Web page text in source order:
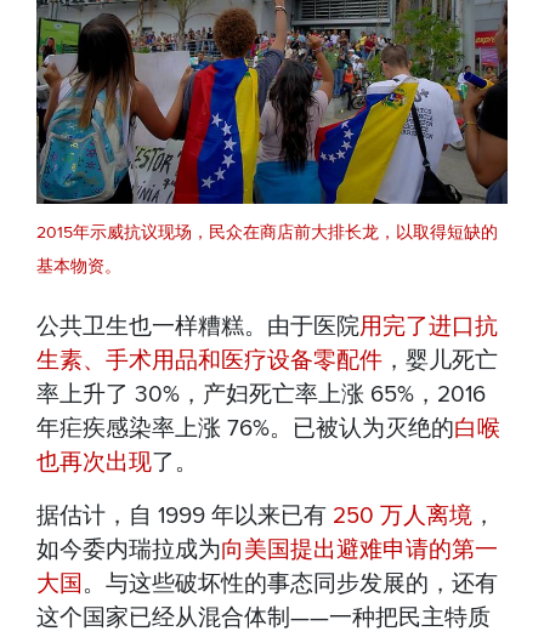
2015年示威抗议现场，民众在商店前大排长龙，以取得短缺的
基本物资。
公共卫生也一样糟糕。由于医院用完了进口抗
生素、手术用品和医疗设备零配件 ，婴儿死亡
率上升了 30%，产妇死亡率上涨 65%，2016
年疟疾感染率上涨 76%。已被认为灭绝的白喉
也再次出现了。
据估计，自 1999 年以来已有 250 万人离境 ，
如今委内瑞拉成为向美国提出避难申请的第一
大国 。与这些破坏性的事态同步发展的，还有
这个国家已经从混合体制——一种把民主特质